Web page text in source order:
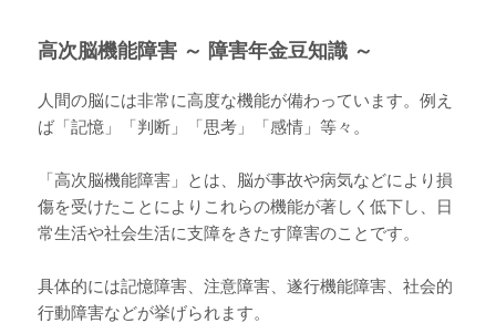
高次脳機能障害 ～ 障害年金豆知識 ～
人間の脳には非常に高度な機能が備わっています。例え
ば「記憶」「判断」「思考」「感情」等々。
「高次脳機能障害」とは、脳が事故や病気などにより損
傷を受けたことによりこれらの機能が著しく低下し、日
常生活や社会生活に支障をきたす障害のことです。
具体的には記憶障害、注意障害、遂行機能障害、社会的
行動障害などが挙げられます。